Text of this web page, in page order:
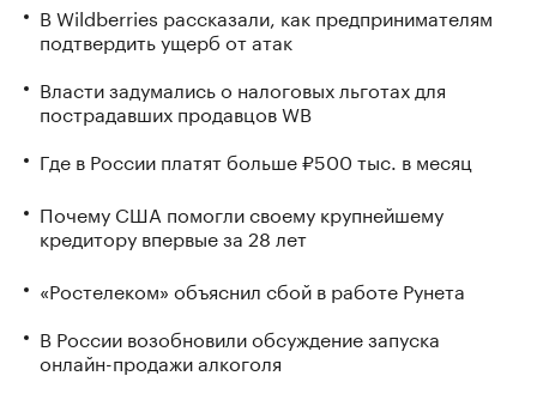
В Wildberries рассказали, как предпринимателям
подтвердить ущерб от атак
Власти задумались о налоговых льготах для
пострадавших продавцов WB
Где в России платят больше ₽500 тыс. в месяц
Почему США помогли своему крупнейшему
кредитору впервые за 28 лет
«Ростелеком» объяснил сбой в работе Рунета
В России возобновили обсуждение запуска
онлайн-продажи алкоголя